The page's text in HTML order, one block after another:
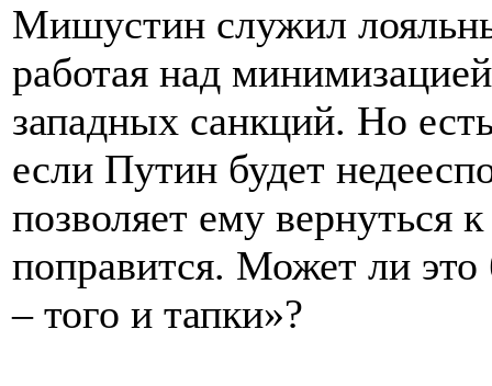
Мишустин служил
работая над
западных санкций. Но
если Путин будет
позволяет ему вернуться
поправится. Может ли
– того и тапки»?